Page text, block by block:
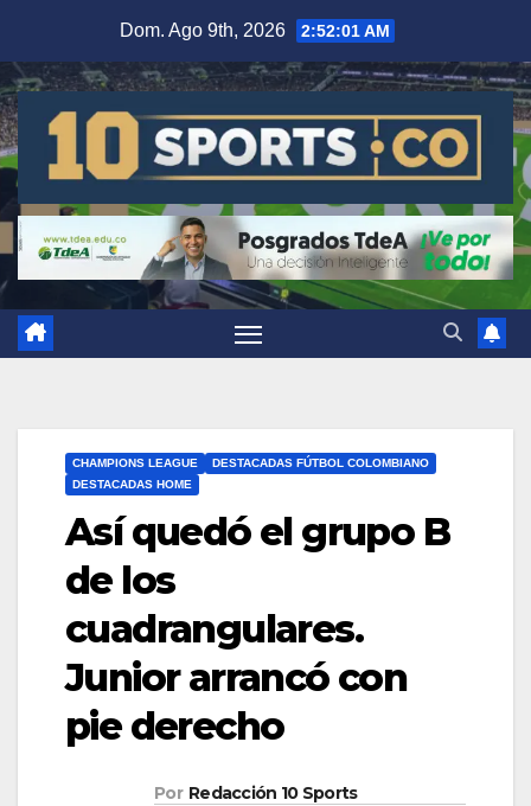
Dom. Ago 9th, 2026 2:52:01 AM
CHAMPIONS LEAGUE
DESTACADAS FÚTBOL COLOMBIANO
DESTACADAS HOME
Así quedó el grupo B
de los
cuadrangulares.
Junior arrancó con
pie derecho
Por Redacción 10 Sports